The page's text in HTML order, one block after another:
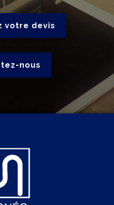
votre devis
nous